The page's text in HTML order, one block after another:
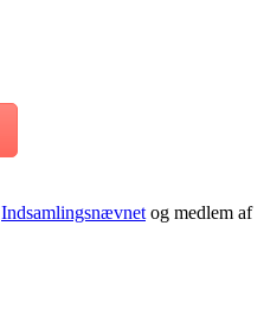
Indsamlingsnævnet og medlem af